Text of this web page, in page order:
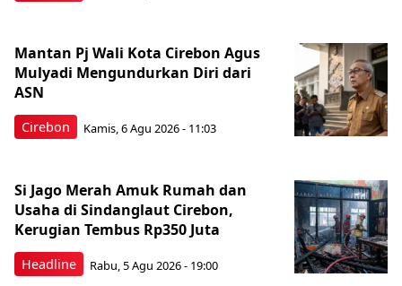
Cirebon
Mantan Pj Wali Kota Cirebon Agus
Mulyadi Mengundurkan Diri dari
ASN
Kamis, 6 Agu 2026 - 11:03
Headline
Si Jago Merah Amuk Rumah dan
Usaha di Sindanglaut Cirebon,
Kerugian Tembus Rp350 Juta
Rabu, 5 Agu 2026 - 19:00